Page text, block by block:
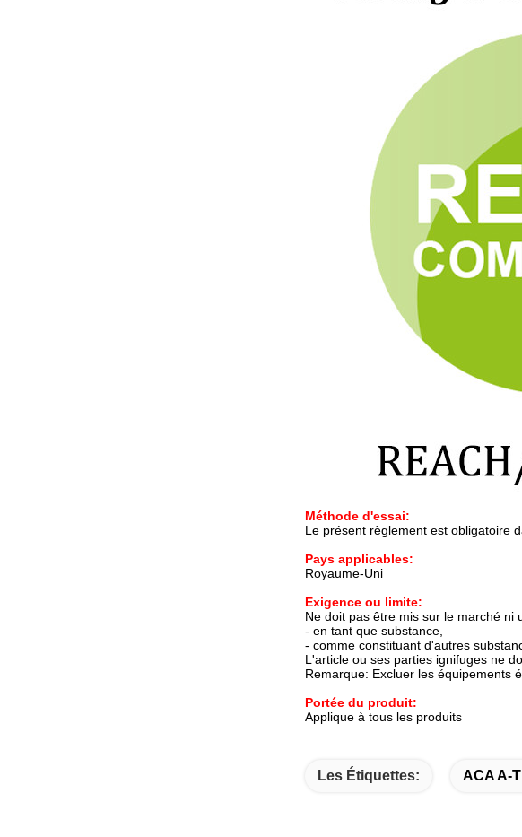
Méthode d'essai:
Le présent règlement est obligatoire
Pays applicables:
Royaume-Uni
Exigence ou limite:
Ne doit pas être mis sur le marché ni
- en tant que substance,
- comme constituant d'autres
L'article ou ses parties ignifuges ne
Remarque: Excluer les équipements
Portée du produit:
Applique à tous les produits
Les Étiquettes: ACA A-